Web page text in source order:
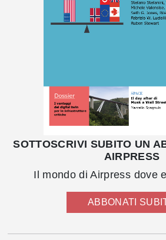
SOTTOSCRIVI SUBITO UN
AIRPRESS
Il mondo di Airpress dove
ABBONATI